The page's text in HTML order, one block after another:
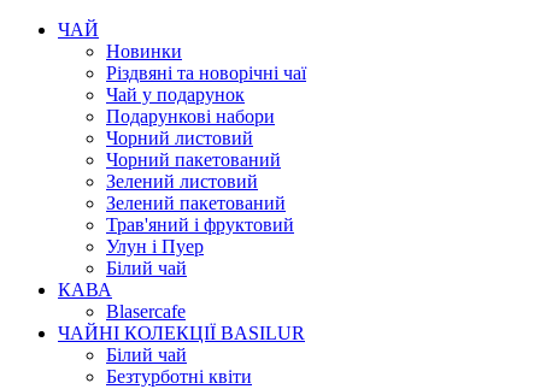
ЧАЙ
Новинки
Різдвяні та новорічні чаї
Чай у подарунок
Подарункові набори
Чорний листовий
Чорний пакетований
Зелений листовий
Зелений пакетований
Трав'яний і фруктовий
Улун і Пуер
Білий чай
КАВА
Blasercafe
ЧАЙНІ КОЛЕКЦІЇ BASILUR
Білий чай
Безтурботні квіти